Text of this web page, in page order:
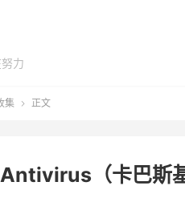
力
集  正文
（卡巴斯